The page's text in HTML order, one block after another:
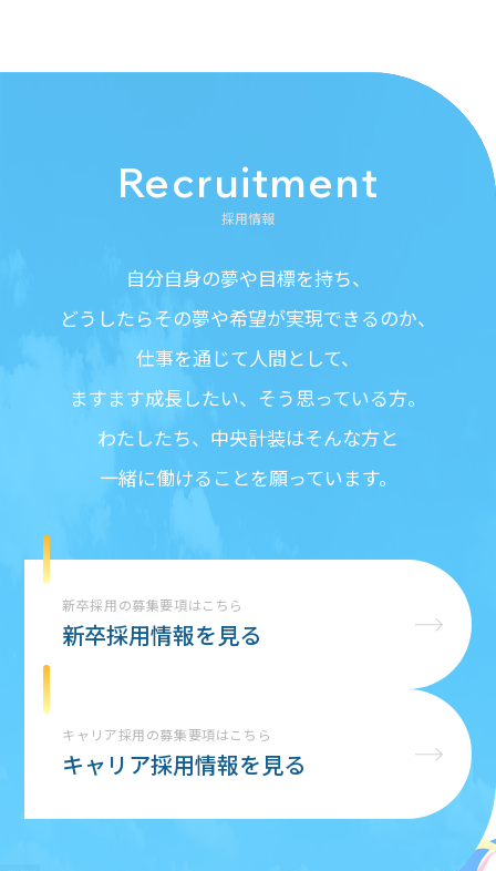
Recruitment
採用情報
自分自身の夢や目標を持ち、
どうしたらその夢や希望が実現できるのか、
仕事を通じて人間として、
ますます成長したい、そう思っている方。
わたしたち、中央計装はそんな方と
一緒に働けることを願っています。
新卒採用の募集要項はこちら
新卒採用情報を見る
キャリア採用の募集要項はこちら
キャリア採用情報を見る